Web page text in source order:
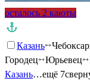
осталось 2 каюты
Казань
Городец
Юрьевец
Казань…ещё 7